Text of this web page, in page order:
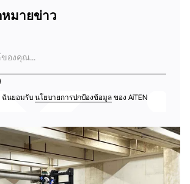
มายข่าว
ฉันยอมรับ นโยบายการปกป้องข้อมูลของ AiTEN